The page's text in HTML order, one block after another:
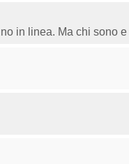
in linea. Ma chi sono